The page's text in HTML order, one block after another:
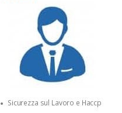
Sicurezza sul Lavoro e Haccp